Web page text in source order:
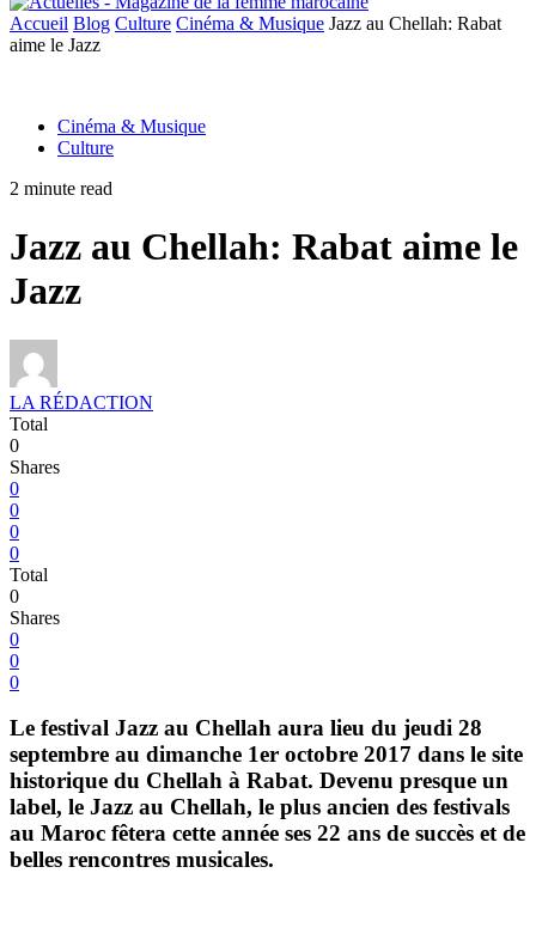
Accueil Blog Culture Cinéma & Musique Jazz au Chellah: Rabat
aime le Jazz
Cinéma & Musique
Culture
2 minute read
Jazz au Chellah: Rabat aime le
Jazz
LA RÉDACTION
Total
0
Shares
0
0
0
0
Total
0
Shares
0
0
0
Le festival Jazz au Chellah aura lieu du jeudi 28
septembre au dimanche 1er octobre 2017 dans le site
historique du Chellah à Rabat. Devenu presque un
label, le Jazz au Chellah, le plus ancien des festivals
au Maroc fêtera cette année ses 22 ans de succès et de
belles rencontres musicales.